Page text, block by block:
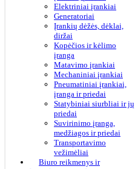
Elektriniai įrankiai
Generatoriai
Įrankių dėžės, dėklai,
diržai
Kopėčios ir kėlimo
įranga
Matavimo įrankiai
Mechaniniai įrankiai
Pneumatiniai įrankiai,
įranga ir priedai
Statybiniai siurbliai ir jų
priedai
Suvirinimo įranga,
medžiagos ir priedai
Transportavimo
vežimėliai
Biuro reikmenys ir